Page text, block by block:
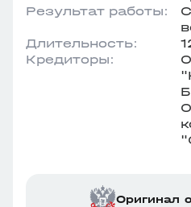
Результат работы:
Длительность:
Кредиторы:
Оригинал